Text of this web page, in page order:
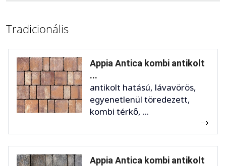
Tradicionális
Appia Antica kombi antikolt
...
antikolt hatású, lávavörös,
egyenetlenül töredezett,
kombi térkő, ...
Appia Antica kombi antikolt